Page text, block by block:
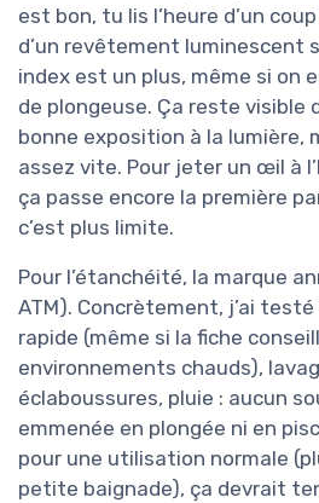
est bon, tu lis l’heure d’un
d’un revêtement luminescent
index est un plus, même si on
de plongeuse. Ça reste visible
bonne exposition à la lumière,
assez vite. Pour jeter un œil à
ça passe encore la première
c’est plus limite.
Pour l’étanchéité, la marque
ATM). Concrètement, j’ai
rapide (même si la fiche
environnements chauds),
éclaboussures, pluie : aucun
emmenée en plongée ni en
pour une utilisation normale
petite baignade), ça devrait